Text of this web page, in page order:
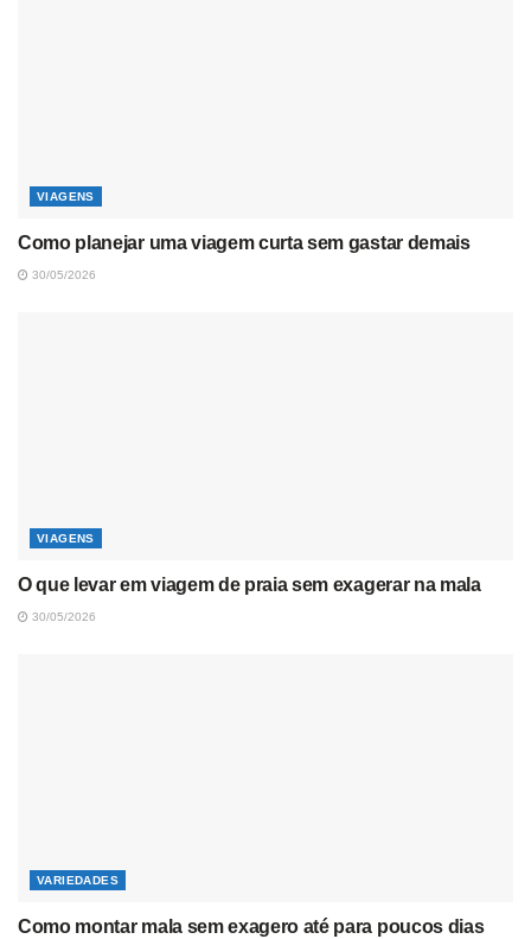
VIAGENS
Como planejar uma viagem curta sem gastar demais
30/05/2026
VIAGENS
O que levar em viagem de praia sem exagerar na mala
30/05/2026
VARIEDADES
Como montar mala sem exagero até para poucos dias